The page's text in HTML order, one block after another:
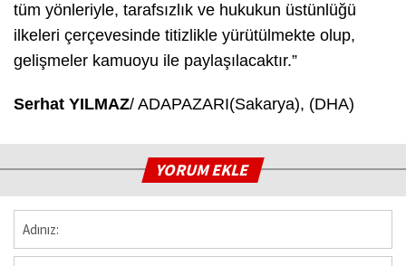
tüm yönleriyle, tarafsızlık ve hukukun üstünlüğü
ilkeleri çerçevesinde titizlikle yürütülmekte olup,
gelişmeler kamuoyu ile paylaşılacaktır.”
Serhat YILMAZ/ ADAPAZARI(Sakarya), (DHA)
YORUM EKLE